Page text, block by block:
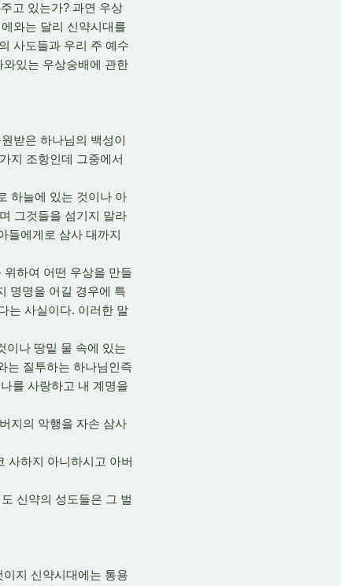
고 있는가? 과연 우상
와는 달리 신약시대를
사도들과 우리 주 예수
있는 우상숭배에 관한
받은 하나님의 백성이
지 조항인데 그중에서
하늘에 있는 것이나 아
그것들을 섬기지 말라
들에게로 삼사 대까지
하여 어떤 우상을 만들
명명을 어길 경우에 특
는 사실이다. 이러한 말
이나 땅밑 물 속에 있는
는 질투하는 하나님인즉
를 사랑하고 내 계명을
지의 악행을 자손 삼사
사하지 아니하시고 아버
신약의 성도들은 그 벌
지 신약시대에는 통용